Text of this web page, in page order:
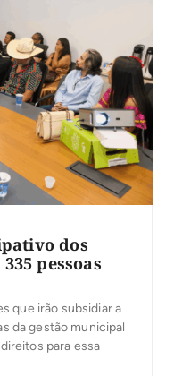
dos
pessoas
que irão subsidiar a
da gestão municipal
para essa